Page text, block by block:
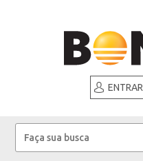
ENTRAR